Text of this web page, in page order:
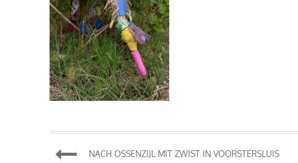
Beitragsnavigation
NACH OSSENZIJL MIT ZWIST IN VOORSTERSLUIS